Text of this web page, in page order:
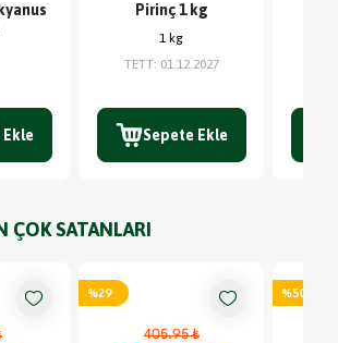
Pirinç 1 kg
1 kg
TETT: 01.12.2027
Sepete Ekle
ÇOK SATANLARI
%29
405.95 ₺
%50